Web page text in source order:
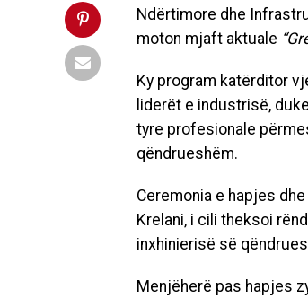
Ndërtimore dhe
moton mjaft aktuale
Ky program katërditor
liderët e industrisë,
tyre profesionale
qëndrueshëm.
Ceremonia e hapjes
Krelani, i cili theksoi
inxhinierisë së
Menjëherë pas hapjes